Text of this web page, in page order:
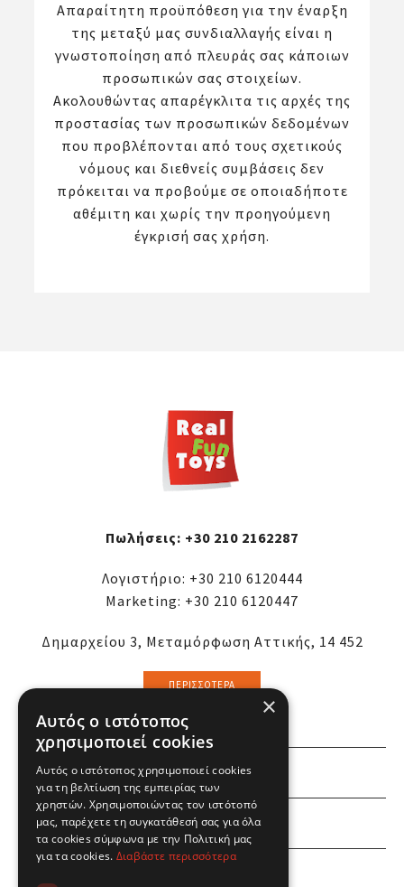
Απαραίτητη προϋπόθεση για την έναρξη
της μεταξύ μας συνδιαλλαγής είναι η
γνωστοποίηση από πλευράς σας κάποιων
προσωπικών σας στοιχείων.
Ακολουθώντας απαρέγκλιτα τις αρχές της
προστασίας των προσωπικών δεδομένων
που προβλέπονται από τους σχετικούς
νόμους και διεθνείς συμβάσεις δεν
πρόκειται να προβούμε σε οποιαδήποτε
αθέμιτη και χωρίς την προηγούμενη
έγκρισή σας χρήση.
Πωλήσεις: +30 210 2162287
Λογιστήριο: +30 210 6120444
Marketing: +30 210 6120447
Δημαρχείου 3, Μεταμόρφωση Αττικής, 14 452
ΠΕΡΙΣΣΌΤΕΡΑ
ΕΜΕΙΣ
ΕΣΕΙΣ
×
Αυτός ο ιστότοπος
χρησιμοποιεί cookies
Αυτός ο ιστότοπος χρησιμοποιεί cookies
για τη βελτίωση της εμπειρίας των
χρηστών. Χρησιμοποιώντας τον ιστότοπό
μας, παρέχετε τη συγκατάθεσή σας για όλα
τα cookies σύμφωνα με την Πολιτική μας
για τα cookies. Διαβάστε περισσότερα